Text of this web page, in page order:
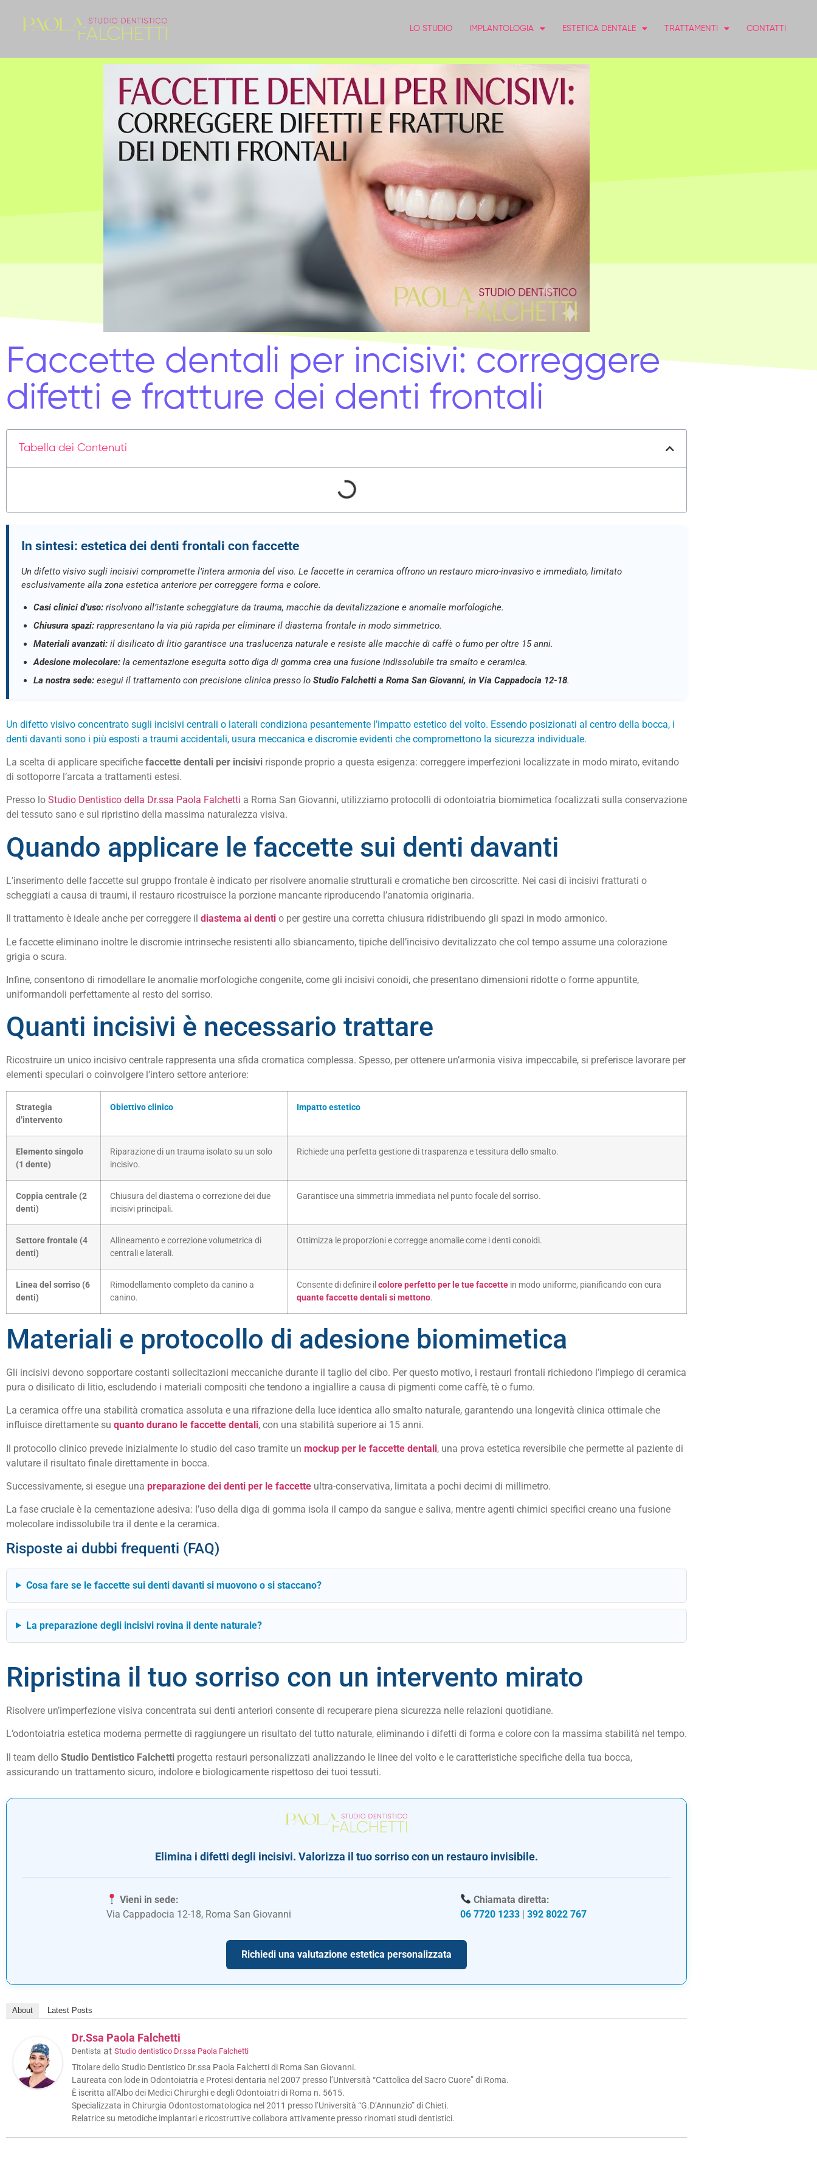
LO STUDIO IMPLANTOLOGIA ESTETICA DENTALE TRATTAMENTI CONTATTI
Faccette dentali per incisivi: correggere
difetti e fratture dei denti frontali
Tabella dei Contenuti
In sintesi: estetica dei denti frontali con faccette
Un difetto visivo sugli incisivi compromette l’intera armonia del viso. Le faccette in ceramica offrono un restauro micro-invasivo e immediato, limitato
esclusivamente alla zona estetica anteriore per correggere forma e colore.
Casi clinici d’uso: risolvono all’istante scheggiature da trauma, macchie da devitalizzazione e anomalie morfologiche.
Chiusura spazi: rappresentano la via più rapida per eliminare il diastema frontale in modo simmetrico.
Materiali avanzati: il disilicato di litio garantisce una traslucenza naturale e resiste alle macchie di caffè o fumo per oltre 15 anni.
Adesione molecolare: la cementazione eseguita sotto diga di gomma crea una fusione indissolubile tra smalto e ceramica.
La nostra sede: esegui il trattamento con precisione clinica presso lo Studio Falchetti a Roma San Giovanni, in Via Cappadocia 12-18.
Un difetto visivo concentrato sugli incisivi centrali o laterali condiziona pesantemente l’impatto estetico del volto. Essendo posizionati al centro della bocca, i
denti davanti sono i più esposti a traumi accidentali, usura meccanica e discromie evidenti che compromettono la sicurezza individuale.
La scelta di applicare specifiche faccette dentali per incisivi risponde proprio a questa esigenza: correggere imperfezioni localizzate in modo mirato, evitando
di sottoporre l’arcata a trattamenti estesi.
Presso lo Studio Dentistico della Dr.ssa Paola Falchetti a Roma San Giovanni, utilizziamo protocolli di odontoiatria biomimetica focalizzati sulla conservazione
del tessuto sano e sul ripristino della massima naturalezza visiva.
Quando applicare le faccette sui denti davanti
L’inserimento delle faccette sul gruppo frontale è indicato per risolvere anomalie strutturali e cromatiche ben circoscritte. Nei casi di incisivi fratturati o
scheggiati a causa di traumi, il restauro ricostruisce la porzione mancante riproducendo l’anatomia originaria.
Il trattamento è ideale anche per correggere il diastema ai denti o per gestire una corretta chiusura ridistribuendo gli spazi in modo armonico.
Le faccette eliminano inoltre le discromie intrinseche resistenti allo sbiancamento, tipiche dell’incisivo devitalizzato che col tempo assume una colorazione
grigia o scura.
Infine, consentono di rimodellare le anomalie morfologiche congenite, come gli incisivi conoidi, che presentano dimensioni ridotte o forme appuntite,
uniformandoli perfettamente al resto del sorriso.
Quanti incisivi è necessario trattare
Ricostruire un unico incisivo centrale rappresenta una sfida cromatica complessa. Spesso, per ottenere un’armonia visiva impeccabile, si preferisce lavorare per
elementi speculari o coinvolgere l’intero settore anteriore:
Strategia
d’intervento
Obiettivo clinico Impatto estetico
Elemento singolo
(1 dente)
Riparazione di un trauma isolato su un solo
incisivo.
Richiede una perfetta gestione di trasparenza e tessitura dello smalto.
Coppia centrale (2
denti)
Chiusura del diastema o correzione dei due
incisivi principali.
Garantisce una simmetria immediata nel punto focale del sorriso.
Settore frontale (4
denti)
Allineamento e correzione volumetrica di
centrali e laterali.
Ottimizza le proporzioni e corregge anomalie come i denti conoidi.
Linea del sorriso (6
denti)
Rimodellamento completo da canino a
canino.
Consente di definire il colore perfetto per le tue faccette in modo uniforme, pianificando con cura
quante faccette dentali si mettono.
Materiali e protocollo di adesione biomimetica
Gli incisivi devono sopportare costanti sollecitazioni meccaniche durante il taglio del cibo. Per questo motivo, i restauri frontali richiedono l’impiego di ceramica
pura o disilicato di litio, escludendo i materiali compositi che tendono a ingiallire a causa di pigmenti come caffè, tè o fumo.
La ceramica offre una stabilità cromatica assoluta e una rifrazione della luce identica allo smalto naturale, garantendo una longevità clinica ottimale che
influisce direttamente su quanto durano le faccette dentali, con una stabilità superiore ai 15 anni.
Il protocollo clinico prevede inizialmente lo studio del caso tramite un mockup per le faccette dentali, una prova estetica reversibile che permette al paziente di
valutare il risultato finale direttamente in bocca.
Successivamente, si esegue una preparazione dei denti per le faccette ultra-conservativa, limitata a pochi decimi di millimetro.
La fase cruciale è la cementazione adesiva: l’uso della diga di gomma isola il campo da sangue e saliva, mentre agenti chimici specifici creano una fusione
molecolare indissolubile tra il dente e la ceramica.
Risposte ai dubbi frequenti (FAQ)
Cosa fare se le faccette sui denti davanti si muovono o si staccano?
La preparazione degli incisivi rovina il dente naturale?
Ripristina il tuo sorriso con un intervento mirato
Risolvere un’imperfezione visiva concentrata sui denti anteriori consente di recuperare piena sicurezza nelle relazioni quotidiane.
L’odontoiatria estetica moderna permette di raggiungere un risultato del tutto naturale, eliminando i difetti di forma e colore con la massima stabilità nel tempo.
Il team dello Studio Dentistico Falchetti progetta restauri personalizzati analizzando le linee del volto e le caratteristiche specifiche della tua bocca,
assicurando un trattamento sicuro, indolore e biologicamente rispettoso dei tuoi tessuti.
Elimina i difetti degli incisivi. Valorizza il tuo sorriso con un restauro invisibile.
Vieni in sede:
Via Cappadocia 12-18, Roma San Giovanni
Chiamata diretta:
06 7720 1233 | 392 8022 767
Richiedi una valutazione estetica personalizzata
About Latest Posts
Dr.ssa Paola Falchetti
Dentista at Studio dentistico Dr.ssa Paola Falchetti
Titolare dello Studio Dentistico Dr.ssa Paola Falchetti di Roma San Giovanni.
Laureata con lode in Odontoiatria e Protesi dentaria nel 2007 presso l’Università “Cattolica del Sacro Cuore” di Roma.
È iscritta all’Albo dei Medici Chirurghi e degli Odontoiatri di Roma n. 5615.
Specializzata in Chirurgia Odontostomatologica nel 2011 presso l’Università “G.D’Annunzio” di Chieti.
Relatrice su metodiche implantari e ricostruttive collabora attivamente presso rinomati studi dentistici.